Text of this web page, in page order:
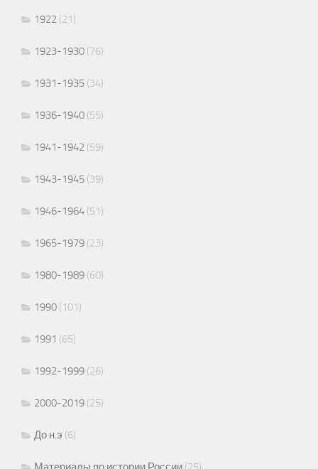
1922 (21)
1923-1930 (76)
1931-1935 (34)
1936-1940 (55)
1941-1942 (59)
1943-1945 (39)
1946-1964 (51)
1965-1979 (23)
1980-1989 (60)
1990 (101)
1991 (65)
1992-1999 (26)
2000-2019 (25)
До н.э (6)